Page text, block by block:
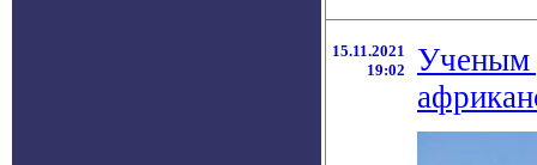
15.11.2021
19:02
Ученым